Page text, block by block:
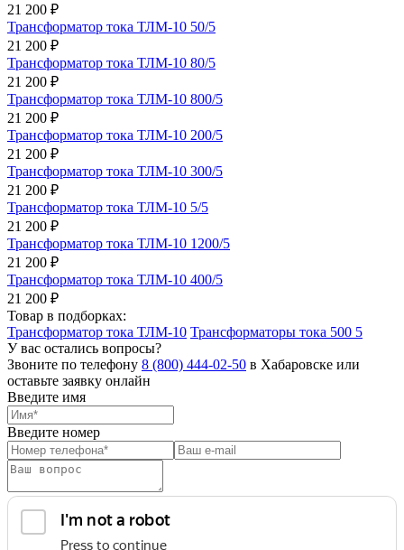
21 200 ₽
Трансформатор тока ТЛМ-10 50/5
21 200 ₽
Трансформатор тока ТЛМ-10 80/5
21 200 ₽
Трансформатор тока ТЛМ-10 800/5
21 200 ₽
Трансформатор тока ТЛМ-10 200/5
21 200 ₽
Трансформатор тока ТЛМ-10 300/5
21 200 ₽
Трансформатор тока ТЛМ-10 5/5
21 200 ₽
Трансформатор тока ТЛМ-10 1200/5
21 200 ₽
Трансформатор тока ТЛМ-10 400/5
21 200 ₽
Товар в подборках:
Трансформатор тока ТЛМ-10 Трансформаторы тока 500 5
У вас остались вопросы?
Звоните по телефону 8 (800) 444-02-50 в Хабаровске или
оставьте заявку онлайн
Введите имя
Введите номер